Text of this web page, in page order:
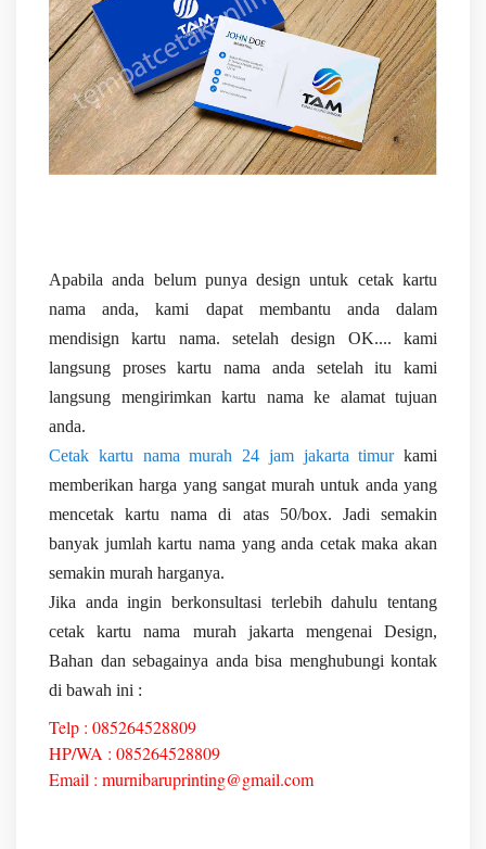
Apabila anda belum punya design untuk cetak kartu
nama anda, kami dapat membantu anda dalam
mendisign kartu nama. setelah design OK.... kami
langsung proses kartu nama anda setelah itu kami
langsung mengirimkan kartu nama ke alamat tujuan
anda.
Cetak kartu nama murah 24 jam jakarta timurkami
memberikan harga yang sangat murah untuk anda yang
mencetak kartu nama di atas 50/box. Jadi semakin
banyak jumlah kartu nama yang anda cetak maka akan
semakin murah harganya.
Jika anda ingin berkonsultasi terlebih dahulu tentang
cetak kartu nama murah jakarta mengenai Design,
Bahan dan sebagainya anda bisa menghubungi kontak
di bawah ini :
Telp : 085264528809
HP/WA : 085264528809
Email : murnibaruprinting@gmail.com